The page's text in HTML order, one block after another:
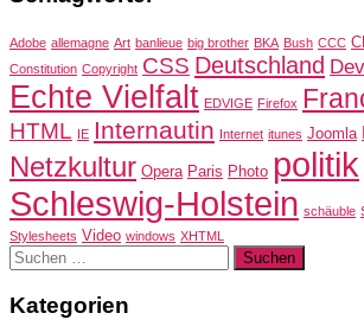
Adobe allemagne Art banlieue big brother BKA Bush CCC
Constitution Copyright CSS Deutschland
Echte Vielfalt EDVIGE Firefox
HTML IE Internautin Internet itunes Joomla
Netzkultur Opera Paris Photo politik
Schleswig-Holstein schäuble
Stylesheets Video windows XHTML
Suchen
nach:
Kategorien